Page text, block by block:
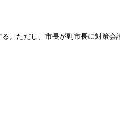
。 ただし、市長が副市長に対策